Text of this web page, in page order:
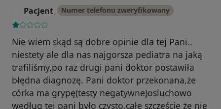
Pacjent Numer telefonu zweryfikowany
Nie wiem skąd są dobre opinie dla tej Pani..
niestety ale dla nas najgorsza pediatra na jaką
trafiliśmy,po raz drugi pani doktor postawiła
błędna diagnozę. Pani doktor przekonana,że
córka ma grypę(testy negatywne)osluchowo
według tej pani było czysto,całe szczęście że nie